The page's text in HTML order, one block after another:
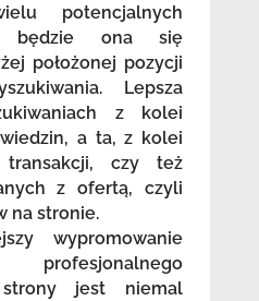
potencjalnych
będzie ona się
położonej pozycji
Lepsza
z kolei
a ta, z kolei
transakcji, czy też
z ofertą, czyli
na stronie.
wypromowanie
strony jest niemal